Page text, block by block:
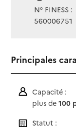
N° FINESS :
560006751
Principales
Capacité :
plus de100
Statut :